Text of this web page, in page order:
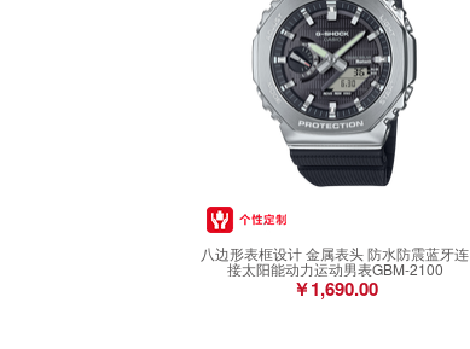
八边形表框设计 金属表头 防水防震蓝牙连
接太阳能动力运动男表GBM-2100
￥1,690.00